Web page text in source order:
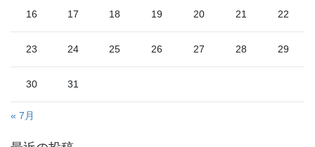
16 17 18 19 20 21 22
23 24 25 26 27 28 29
30 31
« 7月